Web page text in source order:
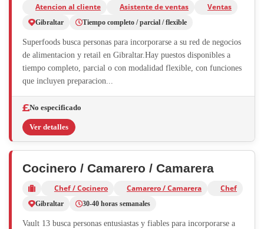
Atencion al cliente
Asistente de ventas Ventas
Gibraltar Tiempo completo / parcial / flexible
Superfoods busca personas para incorporarse a su red de negocios
de alimentacion y retail en Gibraltar.Hay puestos disponibles a
tiempo completo, parcial o con modalidad flexible, con funciones
que incluyen preparacion...
No especificado
Ver detalles
Cocinero / Camarero / Camarera
Chef / Cocinero Camarero / Camarera Chef
Gibraltar 30-40 horas semanales
Vault 13 busca personas entusiastas y fiables para incorporarse a